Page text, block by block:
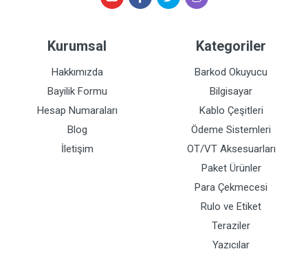
Kurumsal
Hakkımızda
Bayilik Formu
Hesap Numaraları
Blog
İletişim
Kategoriler
Barkod Okuyucu
Bilgisayar
Kablo Çeşitleri
Ödeme Sistemleri
OT/VT Aksesuarları
Paket Ürünler
Para Çekmecesi
Rulo ve Etiket
Teraziler
Yazıcılar